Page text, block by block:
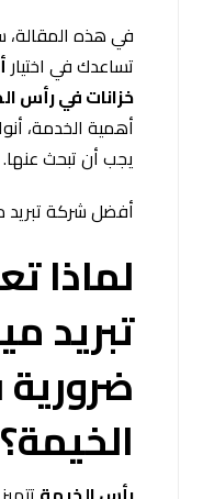
في هذه المقالة،
تساعدك في اختيار
خزانات في رأس
أهمية الخدمة،
يجب أن تبحث عنها.
أفضل شركة تبريد
لماذا
تبريد
الخيمة؟